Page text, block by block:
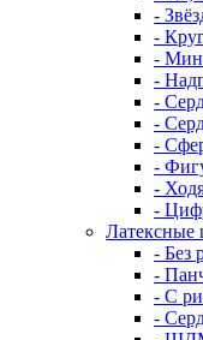
-
-
-
-
-
-
-
-
-
-
Латексные
- Без
-
- С
-